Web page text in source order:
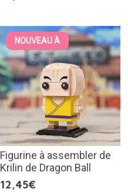
NOUVEAU À
Figurine à assembler de
Krilin de Dragon Ball
12,45€